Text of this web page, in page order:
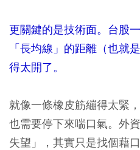
更關鍵的是技術面。台股
「長均線」的距離（也就
得太開了。
就像一條橡皮筋繃得太緊
也需要停下來喘口氣。外
失望」，其實只是找個藉